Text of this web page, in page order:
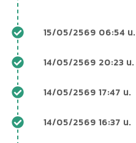
15/05/2569 06:54 น.
14/05/2569 20:23 น.
14/05/2569 17:47 น.
14/05/2569 16:37 น.